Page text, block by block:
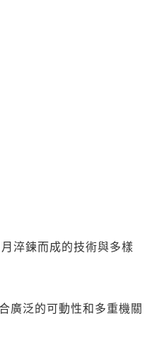
運費
淬鍊而成的技術與多樣
廣泛的可動性和多重機關